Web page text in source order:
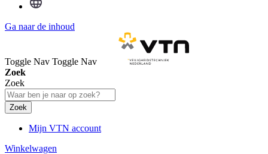
Ga naar de inhoud
Toggle Nav Toggle Nav
Zoek
Zoek
Zoek
Mijn VTN account
Winkelwagen